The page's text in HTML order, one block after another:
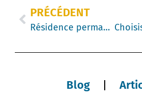
PRÉCÉDENT
Résidence permanente : Quand devez-vous proposer un parrainage à vos nouveaux employés ?
Blog